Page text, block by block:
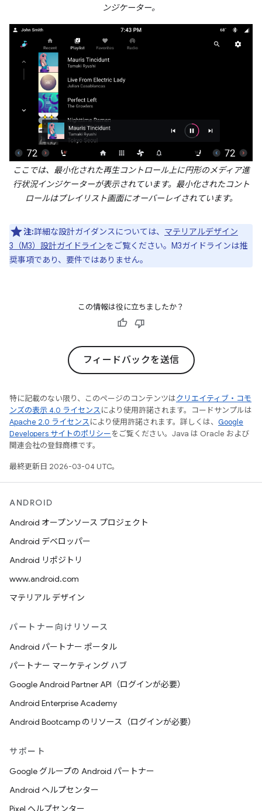
ンジケーター。
ここでは、最小化された再生コントロール上に円形のメディア進
行状況インジケーターが表示されています。最小化されたコント
ロールはプレイリスト画面にオーバーレイされています。
注:詳細な設計ガイダンスについては、 マテリアルデザイン
3（M3）設計ガイドラインをご覧ください。M3ガイドラインは推
奨事項であり、要件ではありません。
この情報は役に立ちましたか？
フィードバックを送信
特に記載のない限り、このページのコンテンツはクリエイティブ・コモ
ンズの表示 4.0 ライセンスにより使用許諾されます。コードサンプルは
Apache 2.0 ライセンスにより使用許諾されます。詳しくは、 Google
Developers サイトのポリシーをご覧ください。Java は Oracle および
関連会社の登録商標です。
最終更新日 2026-03-04 UTC。
ANDROID
Android オープンソース プロジェクト
Android デベロッパー
Android リポジトリ
www.android.com
マテリアル デザイン
パートナー向けリソース
Android パートナー ポータル
パートナー マーケティング ハブ
Google Android Partner API（ログインが必要）
Android Enterprise Academy
Android Bootcamp のリソース（ログインが必要）
サポート
Google グループの Android パートナー
Android ヘルプセンター
Pixel ヘルプセンター